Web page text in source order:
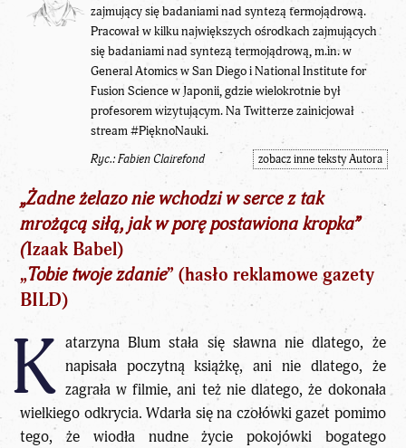
zajmujący się badaniami nad syntezą termojądrową.
Pracował w kilku największych ośrodkach zajmujących
się badaniami nad syntezą termojądrową, m.in. w
General Atomics w San Diego i National Institute for
Fusion Science w Japonii, gdzie wielokrotnie był
profesorem wizytującym. Na Twitterze zainicjował
stream #PięknoNauki.
Ryc.: Fabien Clairefond zobacz inne teksty Autora
„Żadne żelazo nie wchodzi w serce z tak
mrożącą siłą, jak w porę postawiona kropka”
(Izaak Babel)
„Tobie twoje zdanie” (hasło reklamowe gazety
BILD)
K atarzyna Blum stała się sławna nie dlatego, że
napisała poczytną książkę, ani nie dlatego, że
zagrała w filmie, ani też nie dlatego, że dokonała
wielkiego odkrycia. Wdarła się na czołówki gazet pomimo
tego, że wiodła nudne życie pokojówki bogatego